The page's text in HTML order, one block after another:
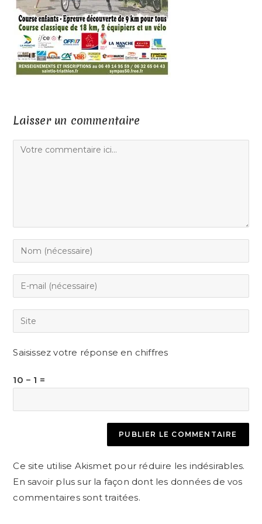
Laisser un commentaire
Comment
Enter
your
name
to
comment
Enter
your
email
address
comment
Saisir
l’URL
(facultatif)
Saisissez votre réponse en chiffres
10 − 1 =
Ce site utilise Akismet pour réduire les indésirables.
En savoir plus sur la façon dont les données de vos
commentaires sont traitées.